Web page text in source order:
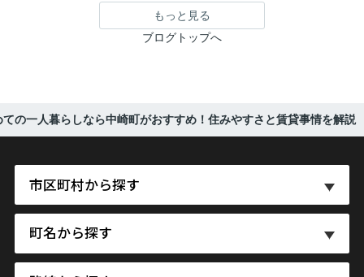
もっと見る
ブログトップへ
ての一人暮らしなら中崎町がおすすめ！住みやすさと賃貸事情を解説
市区町村から探す
町名から探す